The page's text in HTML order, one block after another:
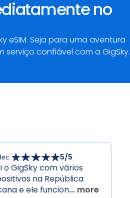
no
eSIM. Seja para uma aventura
confiável com a GigSky.
: 5/5
o GigSky com vários
na República
e ele funcion... more